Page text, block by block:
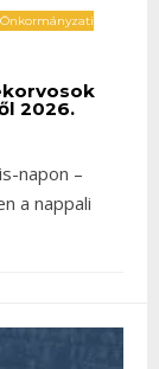
Önkormányzati
2026.
napon –
a nappali